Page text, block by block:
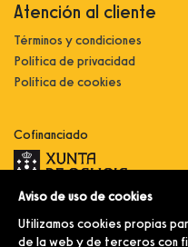
Atención al cliente
Términos y condiciones
Política de privacidad
Política de cookies
Cofinanciado
Innovación, dixitalización e
comercialización e expansión do
sector comercial e artesanal
Aviso de uso de cookies
Utilizamos cookies propias
de la web y de terceros con